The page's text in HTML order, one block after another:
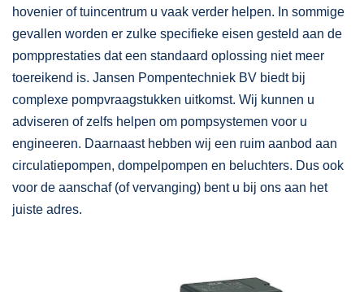
hovenier of tuincentrum u vaak verder helpen. In sommige
gevallen worden er zulke specifieke eisen gesteld aan de
pompprestaties dat een standaard oplossing niet meer
toereikend is. Jansen Pompentechniek BV biedt bij
complexe pompvraagstukken uitkomst. Wij kunnen u
adviseren of zelfs helpen om pompsystemen voor u
engineeren. Daarnaast hebben wij een ruim aanbod aan
circulatiepompen, dompelpompen en beluchters. Dus ook
voor de aanschaf (of vervanging) bent u bij ons aan het
juiste adres.